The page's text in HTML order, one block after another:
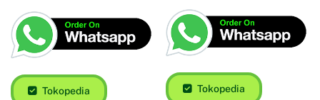
Tokopedia Tokopedia